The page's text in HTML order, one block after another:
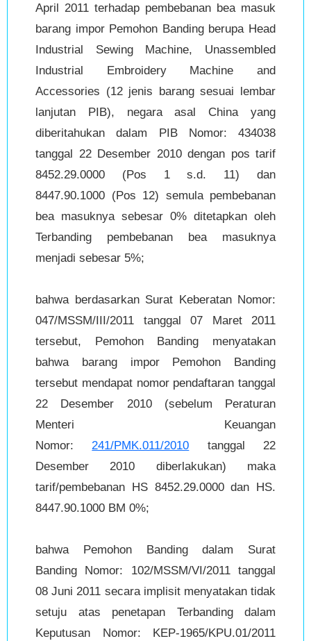
April 2011 terhadap pembebanan bea masuk
barang impor Pemohon Banding berupa Head
Industrial Sewing Machine, Unassembled
Industrial Embroidery Machine and
Accessories (12 jenis barang sesuai lembar
lanjutan PIB), negara asal China yang
diberitahukan dalam PIB Nomor: 434038
tanggal 22 Desember 2010 dengan pos tarif
8452.29.0000 (Pos 1 s.d. 11) dan
8447.90.1000 (Pos 12) semula pembebanan
bea masuknya sebesar 0% ditetapkan oleh
Terbanding pembebanan bea masuknya
menjadi sebesar 5%;
bahwa berdasarkan Surat Keberatan Nomor:
047/MSSM/III/2011 tanggal 07 Maret 2011
tersebut, Pemohon Banding menyatakan
bahwa barang impor Pemohon Banding
tersebut mendapat nomor pendaftaran tanggal
22 Desember 2010 (sebelum Peraturan
Menteri Keuangan
Nomor:241/PMK.011/2010 tanggal 22
Desember 2010 diberlakukan) maka
tarif/pembebanan HS 8452.29.0000 dan HS.
8447.90.1000 BM 0%;
bahwa Pemohon Banding dalam Surat
Banding Nomor: 102/MSSM/VI/2011 tanggal
08 Juni 2011 secara implisit menyatakan tidak
setuju atas penetapan Terbanding dalam
Keputusan Nomor: KEP-1965/KPU.01/2011